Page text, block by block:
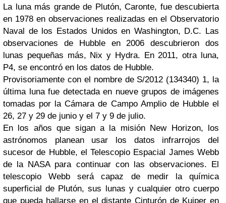
La luna más grande de Plutón, Caronte, fue descubierta
en 1978 en observaciones realizadas en el Observatorio
Naval de los Estados Unidos en Washington, D.C. Las
observaciones de Hubble en 2006 descubrieron dos
lunas pequeñas más, Nix y Hydra. En 2011, otra luna,
P4, se encontró en los datos de Hubble.
Provisoriamente con el nombre de S/2012 (134340) 1, la
última luna fue detectada en nueve grupos de imágenes
tomadas por la Cámara de Campo Amplio de Hubble el
26, 27 y 29 de junio y el 7 y 9 de julio.
En los años que sigan a la misión New Horizon, los
astrónomos planean usar los datos infrarrojos del
sucesor de Hubble, el Telescopio Espacial James Webb
de la NASA para continuar con las observaciones. El
telescopio Webb será capaz de medir la química
superficial de Plutón, sus lunas y cualquier otro cuerpo
que pueda hallarse en el distante Cinturón de Kuiper en